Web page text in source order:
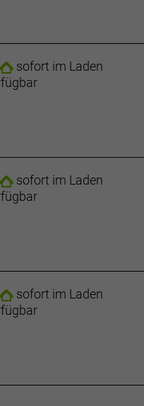
sofort im Laden
sofort im Laden
sofort im Laden